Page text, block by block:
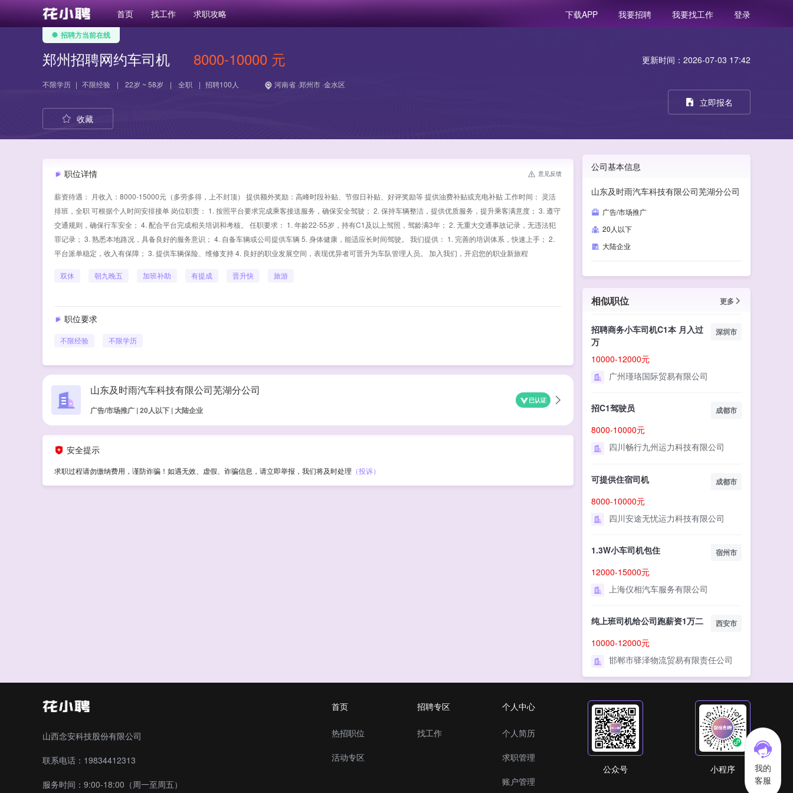
首页 找工作 求职攻略 下载APP 我要招聘 我要找工作 登录
我的
客服
招聘方当前在线
郑州招聘网约车司机 8000-10000 元
不限学历 | 不限经验 | 22岁 ~ 58岁 | 全职 | 招聘100人 河南省 ·郑州市 ·金水区
收藏
职位详情 意见反馈
薪资待遇： 月收入：8000-15000元（多劳多得，上不封顶） 提供额外奖励：高峰时段补贴、节假日补贴、好评奖励等 提供油费补贴或充电补贴 工作时间： 灵活
排班，全职 可根据个人时间安排接单 岗位职责： 1. 按照平台要求完成乘客接送服务，确保安全驾驶； 2. 保持车辆整洁，提供优质服务，提升乘客满意度； 3. 遵守
交通规则，确保行车安全； 4. 配合平台完成相关培训和考核。 任职要求： 1. 年龄22-55岁，持有C1及以上驾照，驾龄满3年； 2. 无重大交通事故记录，无违法犯
罪记录； 3. 熟悉本地路况，具备良好的服务意识； 4. 自备车辆或公司提供车辆 5. 身体健康，能适应长时间驾驶。 我们提供： 1. 完善的培训体系，快速上手； 2.
平台派单稳定，收入有保障； 3. 提供车辆保险、维修支持 4. 良好的职业发展空间，表现优异者可晋升为车队管理人员。 加入我们，开启您的职业新旅程
双休 朝九晚五 加班补助 有提成 晋升快 旅游
职位要求
不限经验 不限学历
山东及时雨汽车科技有限公司芜湖分公司
广告/市场推广 | 20人以下 | 大陆企业
已认证
安全提示
求职过程请勿缴纳费用，谨防诈骗！如遇无效、虚假、诈骗信息，请立即举报，我们将及时处理 （投诉）
更新时间：2026-07-03 17:42
立即报名
公司基本信息
山东及时雨汽车科技有限公司芜湖分公司
广告/市场推广
20人以下
大陆企业
相似职位 更多
招聘商务小车司机C1本 月入过
万
深圳市
10000-12000元
广州瑾珞国际贸易有限公司
招C1驾驶员 成都市
8000-10000元
四川畅行九州运力科技有限公司
可提供住宿司机 成都市
8000-10000元
四川安途无忧运力科技有限公司
1.3W小车司机包住 宿州市
12000-15000元
上海仪相汽车服务有限公司
纯上班司机给公司跑薪资1万二 西安市
10000-12000元
邯郸市驿泽物流贸易有限责任公司
山西念安科技股份有限公司
联系电话：19834412313
服务时间：9:00-18:00（周一至周五）
首页
热招职位
活动专区
招聘专区
找工作
个人中心
个人简历
求职管理
账户管理
公众号 小程序